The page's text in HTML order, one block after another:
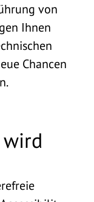
von
Ihnen
Chancen